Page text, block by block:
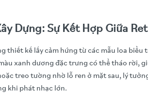
Dựng: Sự Kết Hợp Giữa
thiết kế lấy cảm hứng từ các mẫu loa
xanh dương đặc trưng có thể tháo rời,
treo tường nhờ lỗ ren ở mặt sau, lý
khi phát nhạc lớn.